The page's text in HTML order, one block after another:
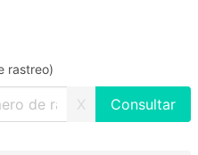
rastreo)
X